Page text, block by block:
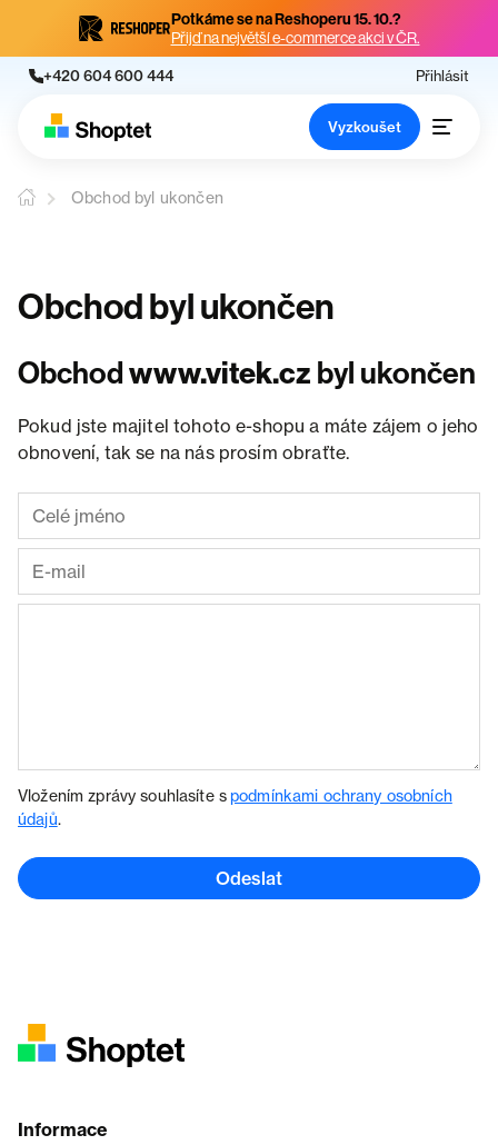
Potkáme se na Reshoperu 15. 10.?
Přijď na největší e-commerce akci v ČR.
+420 604 600 444 Přihlásit
Vyzkoušet
Obchod byl ukončen
Obchod byl ukončen
Obchodwww.vitek.cz byl ukončen
Pokud jste majitel tohoto e-shopu a máte zájem o jeho
obnovení, tak se na nás prosím obraťte.
Vložením zprávy souhlasíte spodmínkami ochrany osobních
údajů.
Odeslat
Informace